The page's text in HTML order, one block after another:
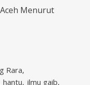
Menurut
Rara
hantu ilmu gaib